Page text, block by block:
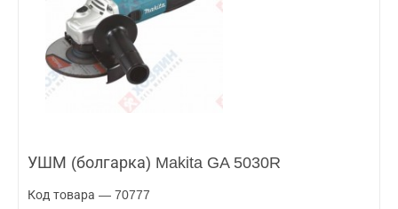
УШМ (болгарка) Makita GA 5030R
Код товара — 70777